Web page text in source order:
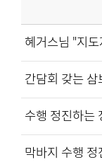
혜거스님 "지
간담회 갖는
수행 정진하
막바지 수행